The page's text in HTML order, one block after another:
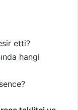
etti?
hangi